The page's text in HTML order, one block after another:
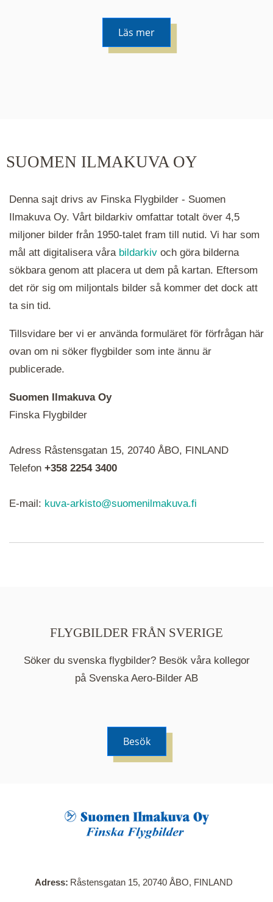
Läs mer
hålla ned ctrl-tangenten och scrolla.
ikoner är det en serie i varje. Utplacerade bilder
syns som nålar istället.
När du klickar på en serie så öppnas en ny flik.
Här visas en karta över bilder med kända
SUOMEN ILMAKUVA OY
Denna sajt drivs av Finska Flygbilder - Suomen
Ilmakuva Oy. Vårt bildarkiv omfattar totalt över 4,5
miljoner bilder från 1950-talet fram till nutid. Vi har som
mål att digitalisera våra bildarkiv och göra bilderna
sökbara genom att placera ut dem på kartan. Eftersom
det rör sig om miljontals bilder så kommer det dock att
ta sin tid.
Tillsvidare ber vi er använda formuläret för förfrågan här
ovan om ni söker flygbilder som inte ännu är
publicerade.
Suomen Ilmakuva Oy
Finska Flygbilder
Adress Råstensgatan 15, 20740 ÅBO, FINLAND
Telefon +358 2254 3400
E-mail: kuva-arkisto@suomenilmakuva.fi
FLYGBILDER FRÅN SVERIGE
Söker du svenska flygbilder? Besök våra kollegor
på Svenska Aero-Bilder AB
Besök
Adress Råstensgatan 15, 20740 ÅBO, FINLAND